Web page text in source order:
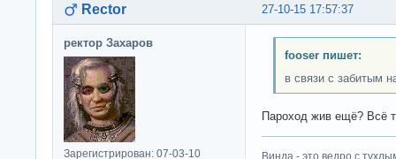
27-10-15 17:57:37
Rector
ректор Захаров
Зарегистрирован: 07-03-10
fooser пишет:
в связи с забитым
Пароход жив ещё? Всё